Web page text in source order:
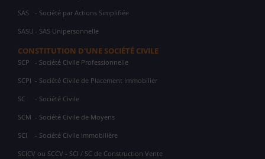
SAS - Société par Actions Simplifiée
SASU - SAS Unipersonnelle
CONSTITUTION D'UNE SOCIÉTÉ CIVILE
SCP - Société Civile Professionnelle
SCPI - Société Civile de Placement Immobilier
SC - Société Civile
SCM - Société Civile de Moyens
SCI - Société Civile Immobilière
SCICV ou SCCV - SCI / SC de Construction Vente